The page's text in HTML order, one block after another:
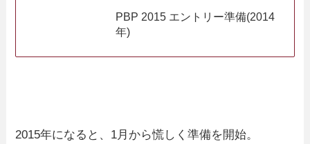
PBP 2015 エントリー準備(2014
年)
2015年になると、1月から慌しく準備を開始。